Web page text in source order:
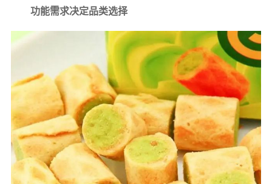
功能需求决定品类选择